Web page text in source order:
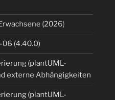
(2026)
06 (4.40.0)
(plantUML-
externe Abhängigkeiten
(plantUML-